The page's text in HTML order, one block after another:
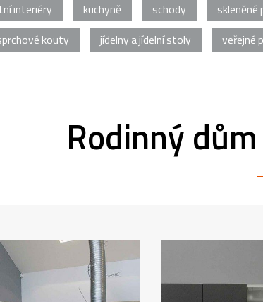
interiéry kuchyně schody skleněné
kouty
jídelny a jídelní stoly veřejné
Rodinný